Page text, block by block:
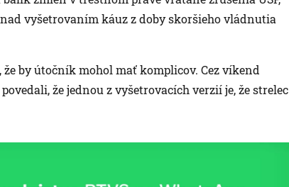
vyšetrovaním káuz z doby skoršieho vládnutia
by útočník mohol mať komplicov. Cez víkend
že jednou z vyšetrovacích verzií je, že strelec